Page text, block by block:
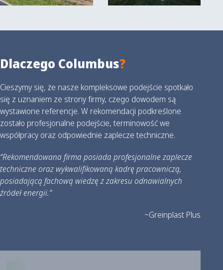
Dlaczego Columbus?
Cieszymy się, że nasze kompleksowe podejście spotkało
się z uznaniem ze strony firmy, czego dowodem są
wystawione referencje. W rekomendacji podkreślone
zostało profesjonalne podejście, terminowość we
współpracy oraz odpowiednie zaplecze techniczne.
“Rekomendowana firma posiada profesjonalne zaplecze
techniczne oraz wykwalifikowaną kadrę pracowniczą,
posiadającą fachową wiedzę z zakresu odnawialnych
źródeł energii.”
~Greinplast Plus